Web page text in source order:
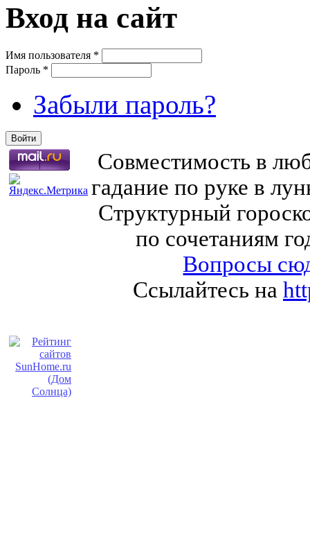
Вход на сайт
Имя пользователя *
Пароль *
Забыли пароль?
Совместимость в
гадание по руке в
Структурный
по сочетаниям
Вопросы
Ссылайтесь на